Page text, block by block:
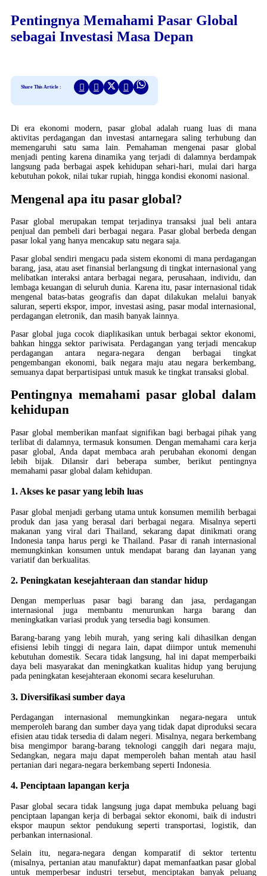
Pentingnya Memahami Pasar Global
sebagai Investasi Masa Depan
Share This Article :
Di era ekonomi modern, pasar global adalah ruang luas di mana
aktivitas perdagangan dan investasi antarnegara saling terhubung dan
memengaruhi satu sama lain. Pemahaman mengenai pasar global
menjadi penting karena dinamika yang terjadi di dalamnya berdampak
langsung pada berbagai aspek kehidupan sehari-hari, mulai dari harga
kebutuhan pokok, nilai tukar rupiah, hingga kondisi ekonomi nasional.
Mengenal apa itu pasar global?
Pasar global merupakan tempat terjadinya transaksi jual beli antara
penjual dan pembeli dari berbagai negara. Pasar global berbeda dengan
pasar lokal yang hanya mencakup satu negara saja.
Pasar global sendiri mengacu pada sistem ekonomi di mana perdagangan
barang, jasa, atau aset finansial berlangsung di tingkat internasional yang
melibatkan interaksi antara berbagai negara, perusahaan, individu, dan
lembaga keuangan di seluruh dunia. Karena itu, pasar internasional tidak
mengenal batas-batas geografis dan dapat dilakukan melalui banyak
saluran, seperti ekspor, impor, investasi asing, pasar modal internasional,
perdagangan eletronik, dan masih banyak lainnya.
Pasar global juga cocok diaplikasikan untuk berbagai sektor ekonomi,
bahkan hingga sektor pariwisata. Perdagangan yang terjadi mencakup
perdagangan antara negara-negara dengan berbagai tingkat
pengembangan ekonomi, baik negara maju atau negara berkembang,
semuanya dapat berpartisipasi untuk masuk ke tingkat transaksi global.
Pentingnya memahami pasar global dalam
kehidupan
Pasar global memberikan manfaat signifikan bagi berbagai pihak yang
terlibat di dalamnya, termasuk konsumen. Dengan memahami cara kerja
pasar global, Anda dapat membaca arah perubahan ekonomi dengan
lebih bijak. Dilansir dari beberapa sumber, berikut pentingnya
memahami pasar global dalam kehidupan.
1. Akses ke pasar yang lebih luas
Pasar global menjadi gerbang utama untuk konsumen memilih berbagai
produk dan jasa yang berasal dari berbagai negara. Misalnya seperti
makanan yang viral dari Thailand, sekarang dapat dinikmati orang
Indonesia tanpa harus pergi ke Thailand. Pasar di ranah internasional
memungkinkan konsumen untuk mendapat barang dan layanan yang
variatif dan berkualitas.
2. Peningkatan kesejahteraan dan standar hidup
Dengan memperluas pasar bagi barang dan jasa, perdagangan
internasional juga membantu menurunkan harga barang dan
meningkatkan variasi produk yang tersedia bagi konsumen.
Barang-barang yang lebih murah, yang sering kali dihasilkan dengan
efisiensi lebih tinggi di negara lain, dapat diimpor untuk memenuhi
kebutuhan domestik. Secara tidak langsung, hal ini dapat memperbaiki
daya beli masyarakat dan meningkatkan kualitas hidup yang berujung
pada peningkatan kesejahteraan ekonomi secara keseluruhan.
3. Diversifikasi sumber daya
Perdagangan internasional memungkinkan negara-negara untuk
memperoleh barang dan sumber daya yang tidak dapat diproduksi secara
efisien atau tidak tersedia di dalam negeri. Misalnya, negara berkembang
bisa mengimpor barang-barang teknologi canggih dari negara maju,
Sedangkan, negara maju dapat memperoleh bahan mentah atau hasil
pertanian dari negara-negara berkembang seperti Indonesia.
4. Penciptaan lapangan kerja
Pasar global secara tidak langsung juga dapat membuka peluang bagi
penciptaan lapangan kerja di berbagai sektor ekonomi, baik di industri
ekspor maupun sektor pendukung seperti transportasi, logistik, dan
perbankan internasional.
Selain itu, negara-negara dengan komparatif di sektor tertentu
(misalnya, pertanian atau manufaktur) dapat memanfaatkan pasar global
untuk memperbesar industri tersebut, menciptakan banyak peluang